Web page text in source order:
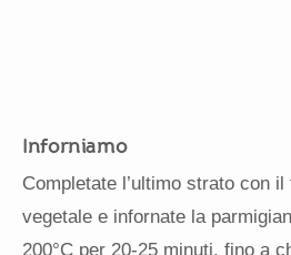
Inforniamo
Completate l’ultimo strato con
vegetale e infornate la
200°C per 20-25 minuti, fino a